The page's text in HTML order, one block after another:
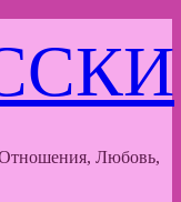
Любовь,